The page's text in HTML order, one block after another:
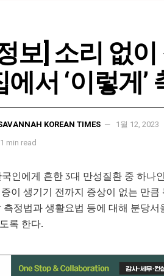
보] 소리 없
에서 ‘이렇게’
KOREAN TIMES 1월 12, 2023
min read
인에게 흔한 3대 만성질환 중 하나
이 생기기 전까지 증상이 없는 만큼
정법과 생활요법 등에 대해 분당서
록 한다.